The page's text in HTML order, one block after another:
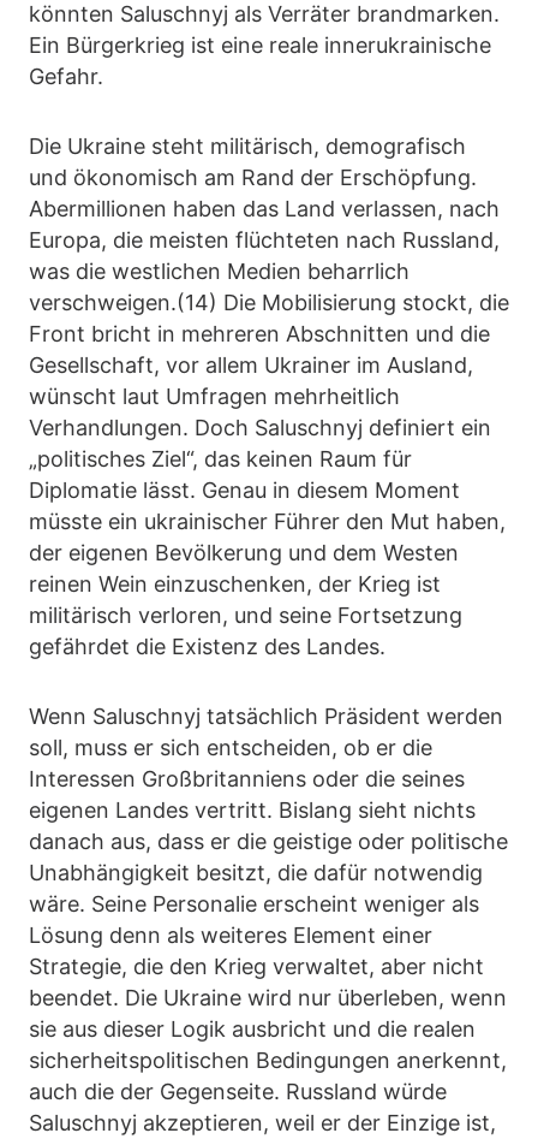
könnten Saluschnyj als Verräter brandmarken.
Ein Bürgerkrieg ist eine reale innerukrainische
Gefahr.
Die Ukraine steht militärisch, demografisch
und ökonomisch am Rand der Erschöpfung.
Abermillionen haben das Land verlassen, nach
Europa, die meisten flüchteten nach Russland,
was die westlichen Medien beharrlich
verschweigen.(14) Die Mobilisierung stockt, die
Front bricht in mehreren Abschnitten und die
Gesellschaft, vor allem Ukrainer im Ausland,
wünscht laut Umfragen mehrheitlich
Verhandlungen. Doch Saluschnyj definiert ein
„politisches Ziel“, das keinen Raum für
Diplomatie lässt. Genau in diesem Moment
müsste ein ukrainischer Führer den Mut haben,
der eigenen Bevölkerung und dem Westen
reinen Wein einzuschenken, der Krieg ist
militärisch verloren, und seine Fortsetzung
gefährdet die Existenz des Landes.
Wenn Saluschnyj tatsächlich Präsident werden
soll, muss er sich entscheiden, ob er die
Interessen Großbritanniens oder die seines
eigenen Landes vertritt. Bislang sieht nichts
danach aus, dass er die geistige oder politische
Unabhängigkeit besitzt, die dafür notwendig
wäre. Seine Personalie erscheint weniger als
Lösung denn als weiteres Element einer
Strategie, die den Krieg verwaltet, aber nicht
beendet. Die Ukraine wird nur überleben, wenn
sie aus dieser Logik ausbricht und die realen
sicherheitspolitischen Bedingungen anerkennt,
auch die der Gegenseite. Russland würde
Saluschnyj akzeptieren, weil er der Einzige ist,